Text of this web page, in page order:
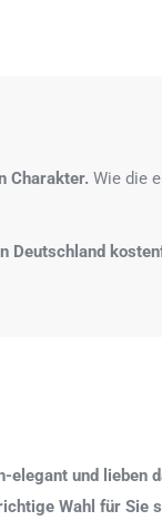
Charakter. Wie die
Deutschland
und lieben
Wahl für Sie